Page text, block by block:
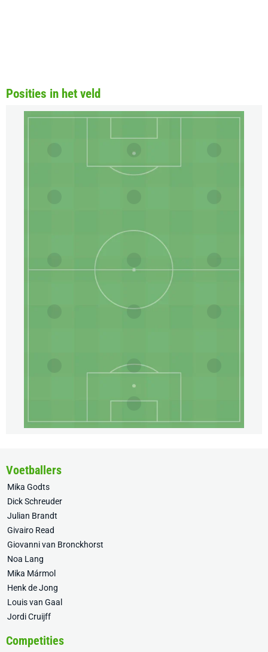
Posities in het veld
Voetballers
Mika Godts
Dick Schreuder
Julian Brandt
Givairo Read
Giovanni van Bronckhorst
Noa Lang
Mika Mármol
Henk de Jong
Louis van Gaal
Jordi Cruijff
Competities